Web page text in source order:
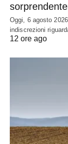
Oggi, 6 agosto
indiscrezioni
12 ore ago